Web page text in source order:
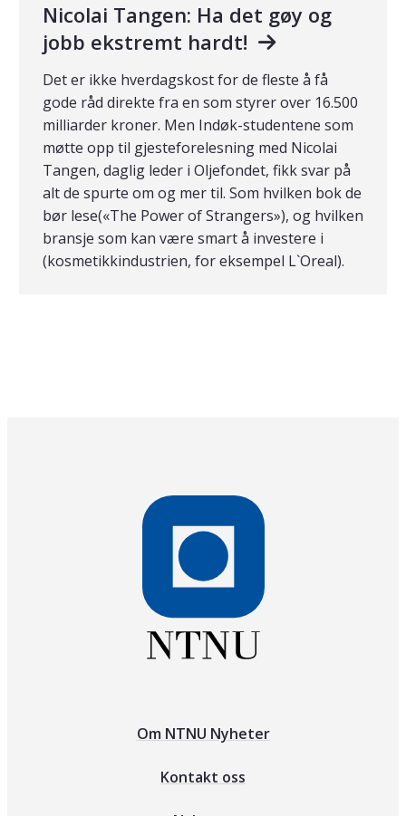
Nicolai Tangen: Ha det gøy og
jobb ekstremt hardt!
Det er ikke hverdagskost for de fleste å få
gode råd direkte fra en som styrer over 16.500
milliarder kroner. Men Indøk-studentene som
møtte opp til gjesteforelesning med Nicolai
Tangen, daglig leder i Oljefondet, fikk svar på
alt de spurte om og mer til. Som hvilken bok de
bør lese(«The Power of Strangers»), og hvilken
bransje som kan være smart å investere i
(kosmetikkindustrien, for eksempel L`Oreal).
Om NTNU Nyheter
Kontakt oss